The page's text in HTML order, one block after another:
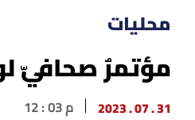
محليات
مؤتمرٌ صحافيّ
31 . 07 . 2023 12 : 03 م